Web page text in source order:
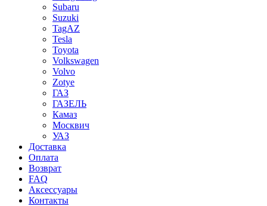
Subaru
Suzuki
TagAZ
Tesla
Toyota
Volkswagen
Volvo
Zotye
ГАЗ
ГАЗЕЛЬ
Камаз
Москвич
УАЗ
Доставка
Оплата
Возврат
FAQ
Аксессуары
Контакты